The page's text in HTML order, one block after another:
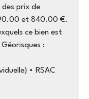
prix de
et 840.00 €.
ce bien est
:
• RSAC